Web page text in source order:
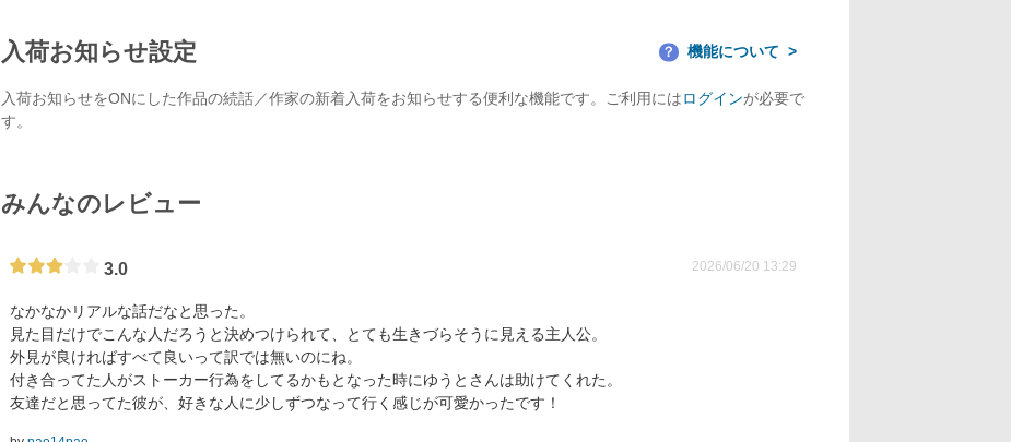
入荷お知らせ設定 ？ 機能について
入荷お知らせをONにした作品の続話／作家の新着入荷をお知らせする便利な機能です。ご利用にはログインが必要で
す。
みんなのレビュー
3.0 2026/06/20 13:29
なかなかリアルな話だなと思った。
見た目だけでこんな人だろうと決めつけられて、とても生きづらそうに見える主人公。
外見が良ければすべて良いって訳では無いのにね。
付き合ってた人がストーカー行為をしてるかもとなった時にゆうとさんは助けてくれた。
友達だと思ってた彼が、好きな人に少しずつなって行く感じが可愛かったです！